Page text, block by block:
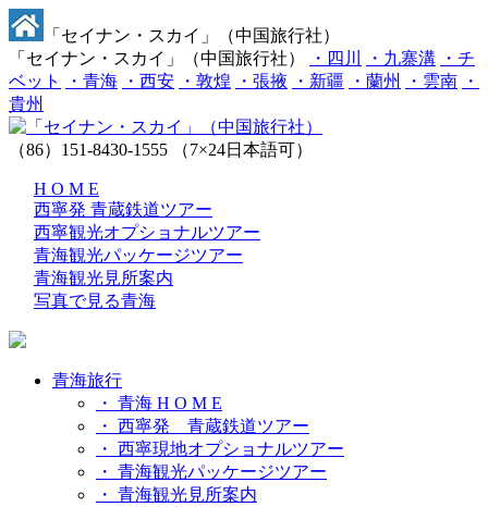
「セイナン・スカイ」（中国旅行社）
「セイナン・スカイ」（中国旅行社）
・四川 ・九寨溝
・チ
ベット
・青海 ・西安 ・敦煌 ・張掖 ・新疆 ・蘭州 ・雲南
・
貴州
（86）151-8430-1555 （7×24日本語可）
H O M E
西寧発 青蔵鉄道ツアー
西寧観光オプショナルツアー
青海観光パッケージツアー
青海観光見所案内
写真で見る青海
青海旅行
・ 青海 H O M E
・ 西寧発 青蔵鉄道ツアー
・ 西寧現地オプショナルツアー
・ 青海観光パッケージツアー
・ 青海観光見所案内